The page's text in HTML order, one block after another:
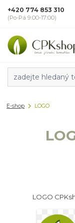
+420 774 853 310
(Po-Pá 9:00-17:00)
E-shop LOGO
LOGO